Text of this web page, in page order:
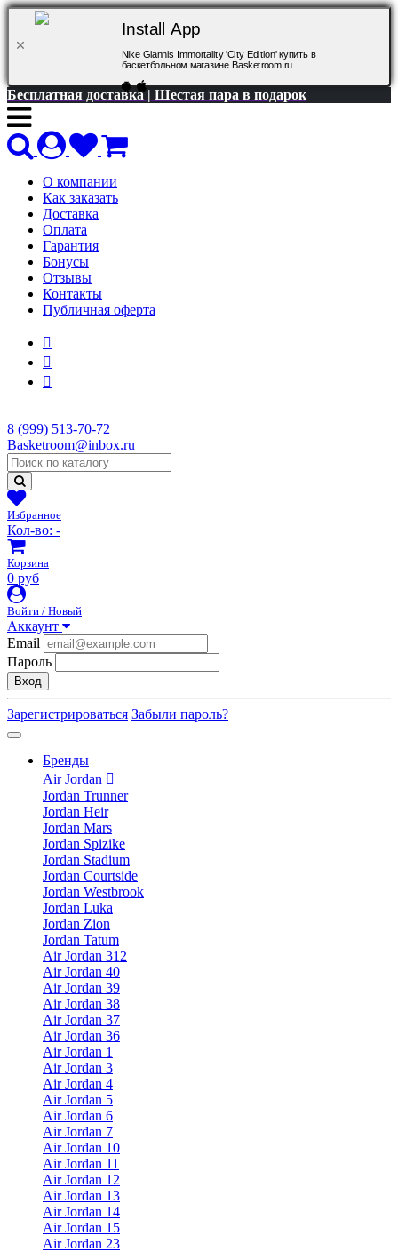
Install App
Nike Giannis Immortality 'City Edition' купить в
баскетбольном магазине Basketroom.ru
Бесплатная доставка | Шестая пара в подарок
О компании
Как заказать
Доставка
Оплата
Гарантия
Бонусы
Отзывы
Контакты
Публичная оферта
8 (999) 513-70-72
Basketroom@inbox.ru
Избранное
Кол-во: -
Корзина
0 руб
Войти / Новый
Аккаунт
Email
Пароль
Вход
Зарегистрироваться Забыли пароль?
Бренды
Air Jordan
Jordan Trunner
Jordan Heir
Jordan Mars
Jordan Spizike
Jordan Stadium
Jordan Courtside
Jordan Westbrook
Jordan Luka
Jordan Zion
Jordan Tatum
Air Jordan 312
Air Jordan 40
Air Jordan 39
Air Jordan 38
Air Jordan 37
Air Jordan 36
Air Jordan 1
Air Jordan 3
Air Jordan 4
Air Jordan 5
Air Jordan 6
Air Jordan 7
Air Jordan 10
Air Jordan 11
Air Jordan 12
Air Jordan 13
Air Jordan 14
Air Jordan 15
Air Jordan 23